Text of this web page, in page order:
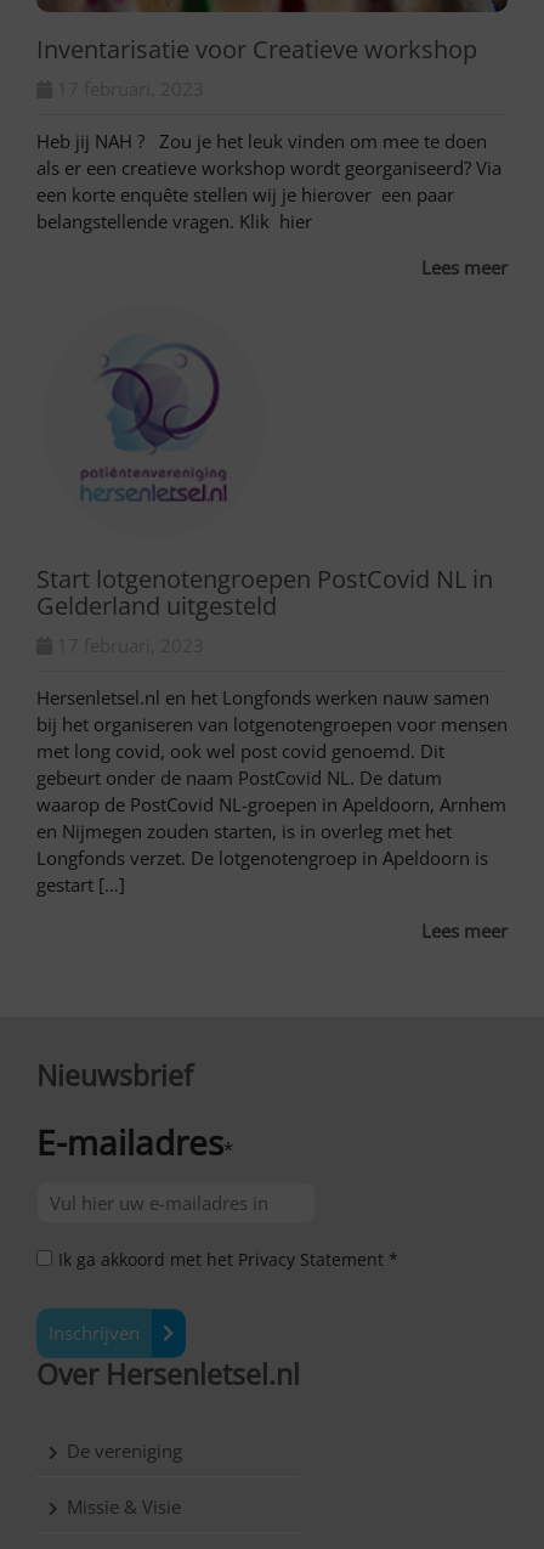
Inventarisatie voor Creatieve workshop
Heb jij NAH ? Zou je het leuk vinden om mee te doen
als er een creatieve workshop wordt georganiseerd? Via
een korte enquête stellen wij je hierover een paar
belangstellende vragen. Klik hier
Lees meer
Start lotgenotengroepen PostCovid NL in
Gelderland uitgesteld
Hersenletsel.nl en het Longfonds werken nauw samen
bij het organiseren van lotgenotengroepen voor mensen
met long covid, ook wel post covid genoemd. Dit
gebeurt onder de naam PostCovid NL. De datum
waarop de PostCovid NL-groepen in Apeldoorn, Arnhem
en Nijmegen zouden starten, is in overleg met het
Longfonds verzet. De lotgenotengroep in Apeldoorn is
gestart […]
Lees meer
Nieuwsbrief
E-mailadres*
Ik ga akkoord met het Privacy Statement *
Inschrijven
Over Hersenletsel.nl
De vereniging
Missie & Visie